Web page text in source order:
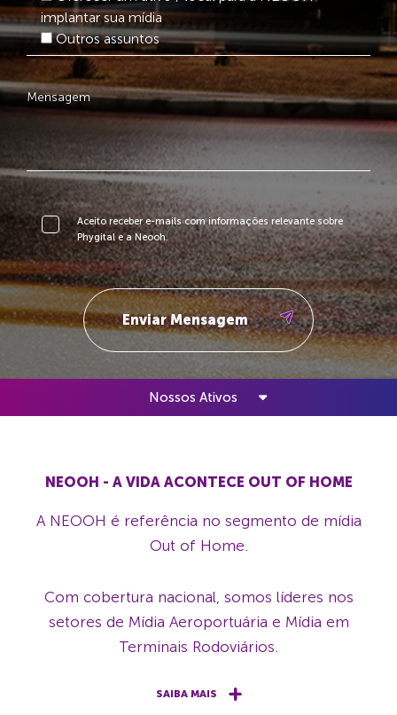
implantar sua mídia
Outros assuntos
Aceito receber e-mails com informações relevante sobre
Phygital e a Neooh.
Nossos Ativos
NEOOH - A VIDA ACONTECE OUT OF HOME
A NEOOH é referência no segmento de mídia
Out of Home.
Com cobertura nacional, somos líderes nos
setores de Mídia Aeroportuária e Mídia em
Terminais Rodoviários.
SAIBA MAIS